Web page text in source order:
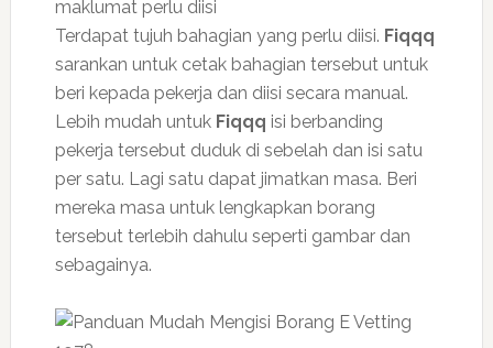
Terdapat tujuh bahagian yang perlu diisi. Fiqqq
sarankan untuk cetak bahagian tersebut untuk
beri kepada pekerja dan diisi secara manual.
Lebih mudah untuk Fiqqq isi berbanding
pekerja tersebut duduk di sebelah dan isi satu
per satu. Lagi satu dapat jimatkan masa. Beri
mereka masa untuk lengkapkan borang
tersebut terlebih dahulu seperti gambar dan
sebagainya.